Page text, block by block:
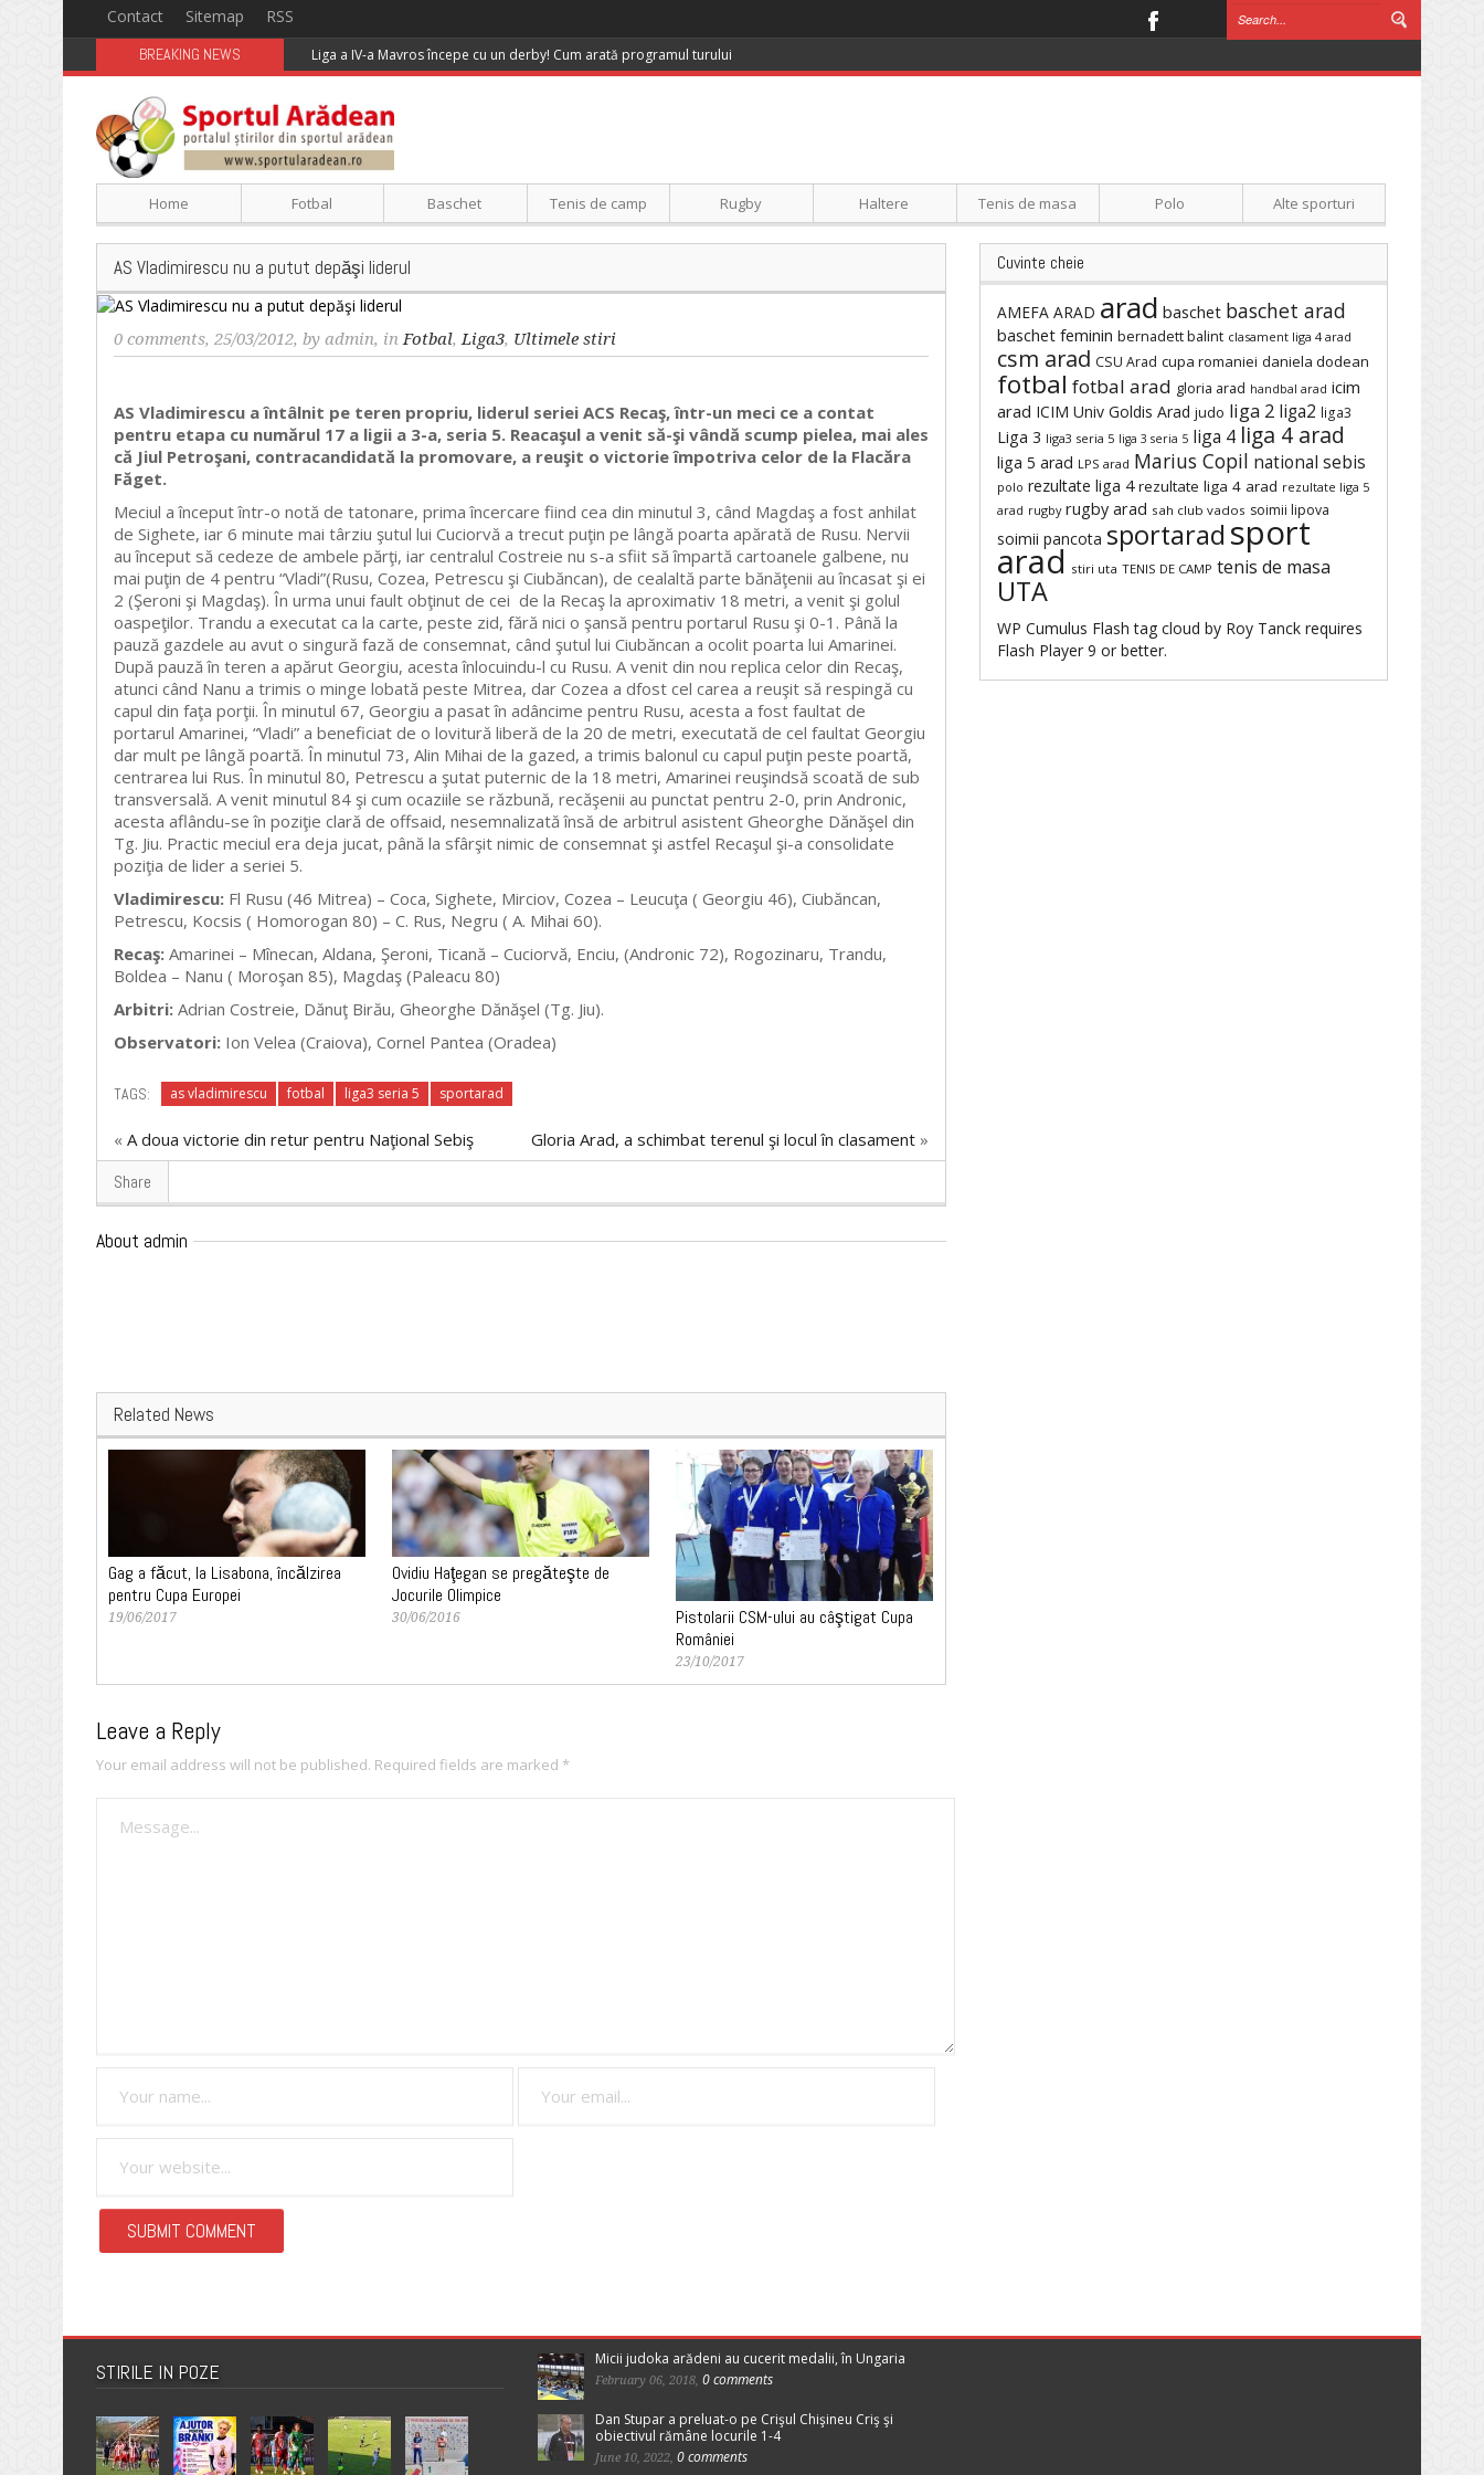
Contact Sitemap RSS
BREAKING NEWS Liga a IV-a Mavros începe cu un derby! Cum arată programul turului
Home Fotbal Baschet Tenis de camp Rugby Haltere Tenis de masa Polo Alte sporturi
AS Vladimirescu nu a putut depăşi liderul
0 comments, 25/03/2012, by admin, inFotbal,Liga3, Ultimele stiri
AS Vladimirescu a întâlnit pe teren propriu, liderul seriei ACS Recaş, într-un meci ce a contat
pentru etapa cu numărul 17 a ligii a 3-a, seria 5. Reacaşul a venit să-şi vândă scump pielea, mai ales
că Jiul Petroşani, contracandidată la promovare, a reuşit o victorie împotriva celor de la Flacăra
Făget.
Meciul a început într-o notă de tatonare, prima încercare fiind cea din minutul 3, când Magdaş a fost anhilat
de Sighete, iar 6 minute mai târziu şutul lui Cuciorvă a trecut puţin pe lângă poarta apărată de Rusu. Nervii
au început să cedeze de ambele părţi, iar centralul Costreie nu s-a sfiit să împartă cartoanele galbene, nu
mai puţin de 4 pentru “Vladi”(Rusu, Cozea, Petrescu şi Ciubăncan), de cealaltă parte bănăţenii au încasat şi ei
2 (Şeroni şi Magdaş). În urma unui fault obţinut de cei de la Recaş la aproximativ 18 metri, a venit şi golul
oaspeţilor. Trandu a executat ca la carte, peste zid, fără nici o şansă pentru portarul Rusu şi 0-1. Până la
pauză gazdele au avut o singură fază de consemnat, când şutul lui Ciubăncan a ocolit poarta lui Amarinei.
După pauză în teren a apărut Georgiu, acesta înlocuindu-l cu Rusu. A venit din nou replica celor din Recaş,
atunci când Nanu a trimis o minge lobată peste Mitrea, dar Cozea a dfost cel carea a reuşit să respingă cu
capul din faţa porţii. În minutul 67, Georgiu a pasat în adâncime pentru Rusu, acesta a fost faultat de
portarul Amarinei, “Vladi” a beneficiat de o lovitură liberă de la 20 de metri, executată de cel faultat Georgiu
dar mult pe lângă poartă. În minutul 73, Alin Mihai de la gazed, a trimis balonul cu capul puţin peste poartă,
centrarea lui Rus. În minutul 80, Petrescu a şutat puternic de la 18 metri, Amarinei reuşindsă scoată de sub
transversală. A venit minutul 84 şi cum ocaziile se răzbună, recăşenii au punctat pentru 2-0, prin Andronic,
acesta aflându-se în poziţie clară de offsaid, nesemnalizată însă de arbitrul asistent Gheorghe Dănăşel din
Tg. Jiu. Practic meciul era deja jucat, până la sfârşit nimic de consemnat şi astfel Recaşul şi-a consolidate
poziţia de lider a seriei 5.
Vladimirescu: Fl Rusu (46 Mitrea) – Coca, Sighete, Mirciov, Cozea – Leucuţa ( Georgiu 46), Ciubăncan,
Petrescu, Kocsis ( Homorogan 80) – C. Rus, Negru ( A. Mihai 60).
Recaş: Amarinei – Mînecan, Aldana, Şeroni, Ticană – Cuciorvă, Enciu, (Andronic 72), Rogozinaru, Trandu,
Boldea – Nanu ( Moroşan 85), Magdaş (Paleacu 80)
Arbitri: Adrian Costreie, Dănuţ Birău, Gheorghe Dănăşel (Tg. Jiu).
Observatori: Ion Velea (Craiova), Cornel Pantea (Oradea)
TAGS: as vladimirescu fotbal liga3 seria 5 sportarad
« A doua victorie din retur pentru Naţional Sebiş Gloria Arad, a schimbat terenul şi locul în clasament »
Share
About admin
Related News
Gag a făcut, la Lisabona, încălzirea
pentru Cupa Europei
19/06/2017
Ovidiu Haţegan se pregăteşte de
Jocurile Olimpice
30/06/2016
Pistolarii CSM-ului au câştigat Cupa
României
23/10/2017
Leave a Reply
Your email address will not be published. Required fields are marked *
Cuvinte cheie
AMEFA ARAD arad baschet baschet arad
baschet feminin bernadett balint clasament liga 4 arad
csm arad CSU Arad cupa romaniei daniela dodean
fotbal fotbal arad gloria arad handbal arad icim
arad ICIM Univ Goldis Arad judo liga 2 liga2 liga3
Liga 3 liga3 seria 5 liga 3 seria 5 liga 4 liga 4 arad
liga 5 arad LPS arad Marius Copil national sebis
polo rezultate liga 4 rezultate liga 4 arad rezultate liga 5
arad rugby rugby arad sah club vados soimii lipova
soimii pancota sportarad sport
arad stiri uta TENIS DE CAMP tenis de masa
UTA
WP Cumulus Flash tag cloud by Roy Tanck requires
Flash Player 9 or better.
STIRILE IN POZE
Micii judoka arădeni au cucerit medalii, în Ungaria
February 06, 2018, 0 comments
Dan Stupar a preluat-o pe Crişul Chişineu Criş şi
obiectivul rămâne locurile 1-4
June 10, 2022, 0 comments